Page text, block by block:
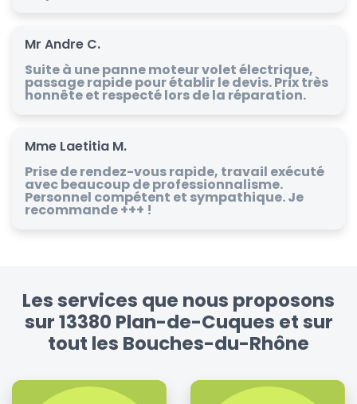
Mr Andre C.
Suite à une panne moteur volet électrique,
passage rapide pour établir le devis. Prix très
honnête et respecté lors de la réparation.
Mme Laetitia M.
Prise de rendez-vous rapide, travail exécuté
avec beaucoup de professionnalisme.
Personnel compétent et sympathique. Je
recommande +++ !
Les services que nous proposons
sur 13380 Plan-de-Cuques et sur
tout les Bouches-du-Rhône